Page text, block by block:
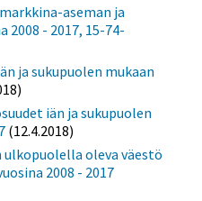
aseman ja
2008 - 2017, 15-74-
ja sukupuolen mukaan
iän ja sukupuolen
(12.4.2018)
oleva väestö
2008 - 2017